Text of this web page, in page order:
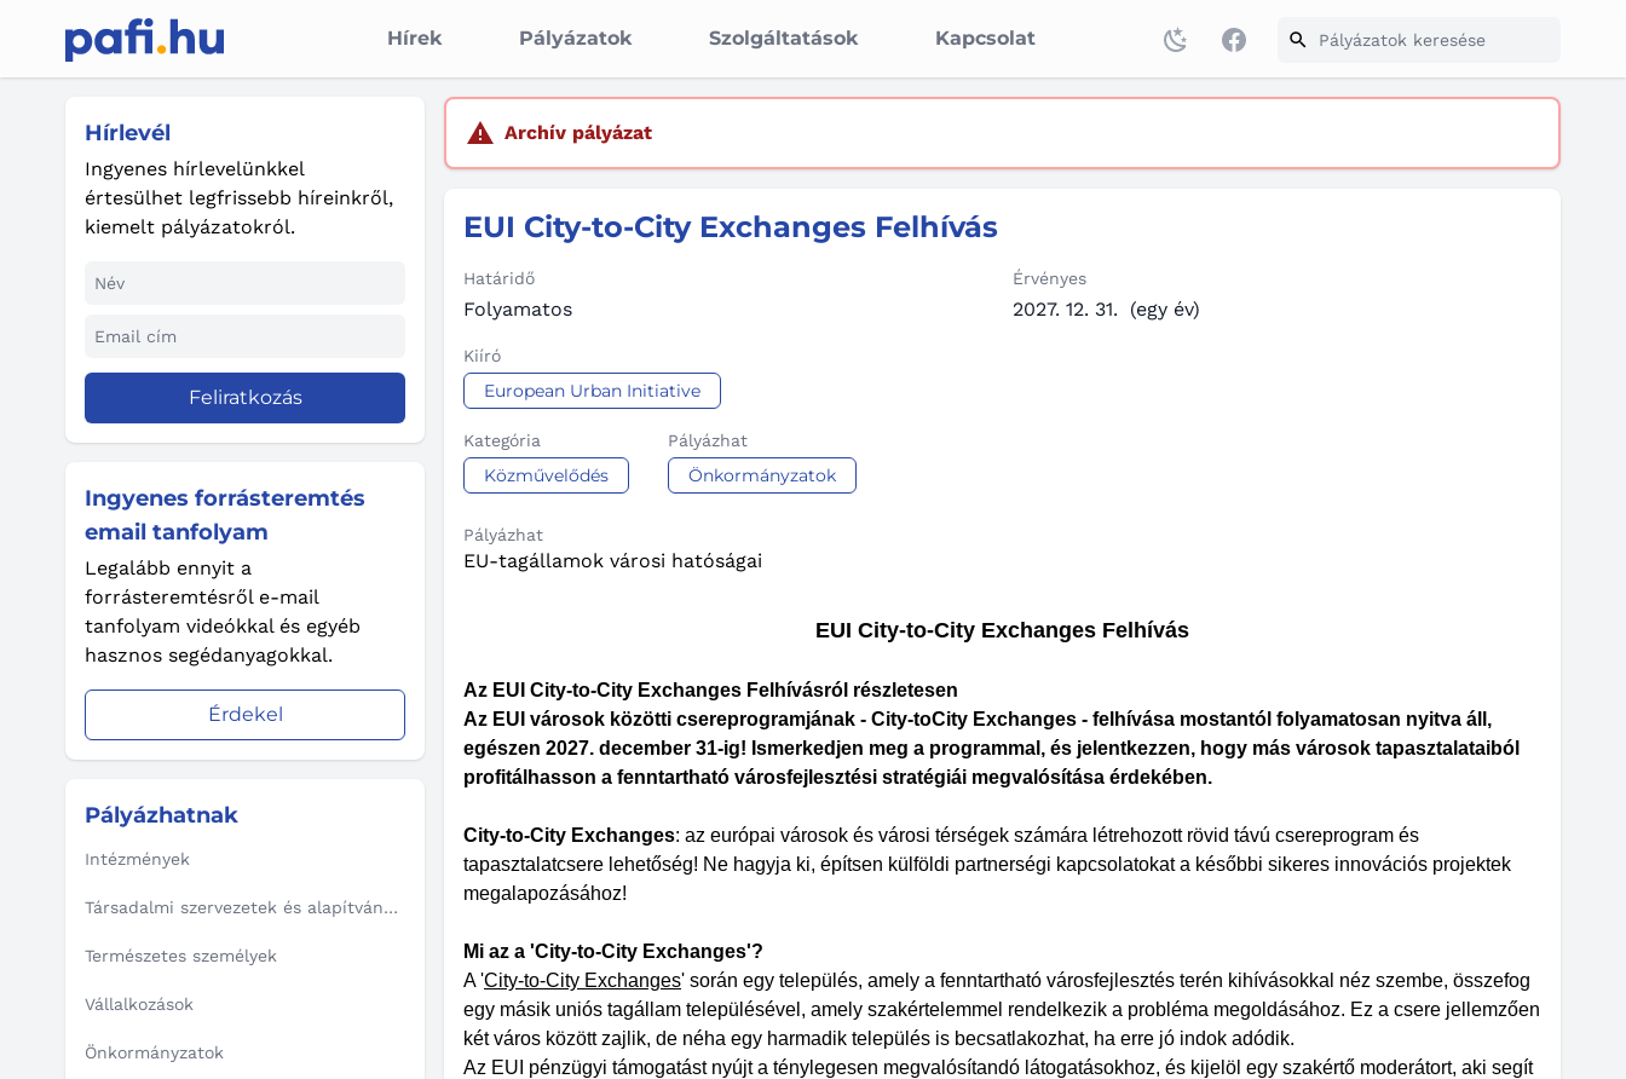
Hírek Pályázatok Szolgáltatások Kapcsolat Facebook
Hírlevél
Ingyenes hírlevelünkkel
értesülhet legfrissebb híreinkről,
kiemelt pályázatokról.
Feliratkozás
Ingyenes forrásteremtés
email tanfolyam
Legalább ennyit a
forrásteremtésről e-mail
tanfolyam videókkal és egyéb
hasznos segédanyagokkal.
Érdekel
Pályázhatnak
Intézmények
Társadalmi szervezetek és alapítványok
Természetes személyek
Vállalkozások
Önkormányzatok
Archív pályázat
EUI City-to-City Exchanges Felhívás
Határidő
Folyamatos
Érvényes
2027. 12. 31. (egy év)
Kiíró
European Urban Initiative
Kategória
Közművelődés
Pályázhat
Önkormányzatok
Pályázhat
EU-tagállamok városi hatóságai
EUI City-to-City Exchanges Felhívás
Az EUI City-to-City Exchanges Felhívásról részletesen
Az EUI városok közötti csereprogramjának - City-toCity Exchanges - felhívása mostantól folyamatosan nyitva áll,
egészen 2027. december 31-ig! Ismerkedjen meg a programmal, és jelentkezzen, hogy más városok tapasztalataiból
profitálhasson a fenntartható városfejlesztési stratégiái megvalósítása érdekében.
City-to-City Exchanges: az európai városok és városi térségek számára létrehozott rövid távú csereprogram és
tapasztalatcsere lehetőség! Ne hagyja ki, építsen külföldi partnerségi kapcsolatokat a későbbi sikeres innovációs projektek
megalapozásához!
Mi az a 'City-to-City Exchanges'?
A 'City-to-City Exchanges' során egy település, amely a fenntartható városfejlesztés terén kihívásokkal néz szembe, összefog
egy másik uniós tagállam településével, amely szakértelemmel rendelkezik a probléma megoldásához. Ez a csere jellemzően
két város között zajlik, de néha egy harmadik település is becsatlakozhat, ha erre jó indok adódik.
Az EUI pénzügyi támogatást nyújt a ténylegesen megvalósítandó látogatásokhoz, és kijelöl egy szakértő moderátort, aki segít